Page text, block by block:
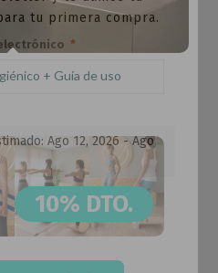
+ Guía de uso
Ago 12, 2026 - Ago
tu primera compra.
10% DTO.